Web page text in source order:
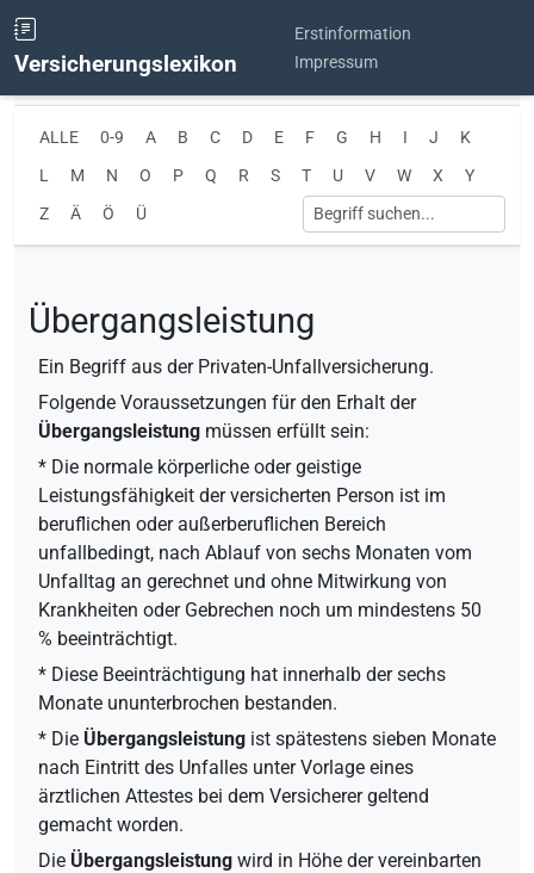
Versicherungslexikon
Erstinformation
Impressum
ALLE 0-9 A B C D E F G H I J
K
L
M N O P Q R S T U V W X
Y
Z
Ä Ö Ü
Übergangsleistung
Ein Begriff aus der Privaten-Unfallversicherung.
Folgende Voraussetzungen für den Erhalt der
Übergangsleistung müssen erfüllt sein:
* Die normale körperliche oder geistige
Leistungsfähigkeit der versicherten Person ist im
beruflichen oder außerberuflichen Bereich
unfallbedingt, nach Ablauf von sechs Monaten vom
Unfalltag an gerechnet und ohne Mitwirkung von
Krankheiten oder Gebrechen noch um mindestens 50
% beeinträchtigt.
* Diese Beeinträchtigung hat innerhalb der sechs
Monate ununterbrochen bestanden.
* Die Übergangsleistung ist spätestens sieben Monate
nach Eintritt des Unfalles unter Vorlage eines
ärztlichen Attestes bei dem Versicherer geltend
gemacht worden.
Die Übergangsleistung wird in Höhe der vereinbarten